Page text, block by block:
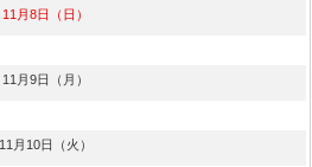
11月8日（日）
11月9日（月）
11月10日（火）